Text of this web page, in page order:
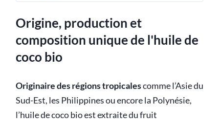
Origine, production et
composition unique de l'huile de
coco bio
Originaire des régions tropicalescomme l’Asie du
Sud-Est, les Philippines ou encore la Polynésie,
l’huile de coco bio est extraite du fruit